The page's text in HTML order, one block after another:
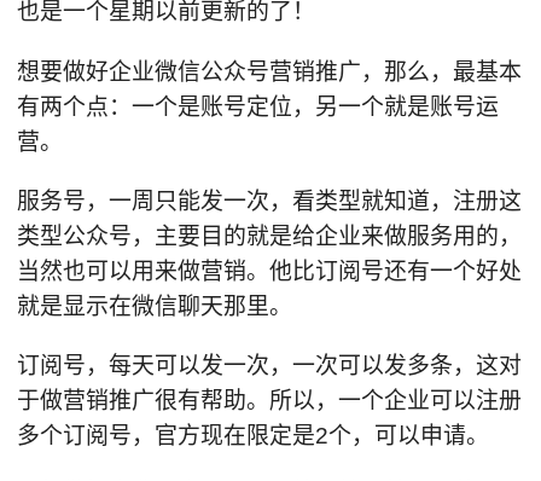
也是一个星期以前更新的了！
想要做好企业微信公众号营销推广，那么，最基本
有两个点：一个是账号定位，另一个就是账号运
营。
服务号，一周只能发一次，看类型就知道，注册这
类型公众号，主要目的就是给企业来做服务用的，
当然也可以用来做营销。他比订阅号还有一个好处
就是显示在微信聊天那里。
订阅号，每天可以发一次，一次可以发多条，这对
于做营销推广很有帮助。所以，一个企业可以注册
多个订阅号，官方现在限定是2个，可以申请。